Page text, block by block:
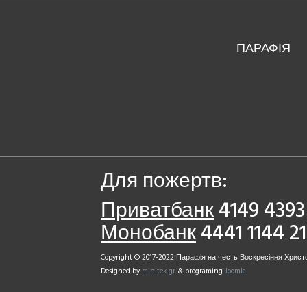
ПАРАФІЯ
Для пожертв:
Приватбанк4149
Монобанк4441 1144
Copyright © 2017-2022 Парафія на честь Воскресіння
Designed by minitek.gr & programing Joomla